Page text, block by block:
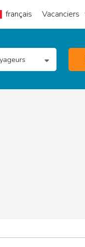
français Vacanciers